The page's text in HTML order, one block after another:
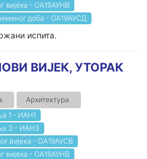
вијека - ОА19АУНВ
доба - ОА19АУСД
испита.
ВИЈЕК, УТОРАК
Архитектура
1 - ИАН1
3 - ИАН3
вијека - ОА19АУСВ
вијека - ОА19АУНВ